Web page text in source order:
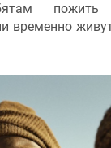
временно